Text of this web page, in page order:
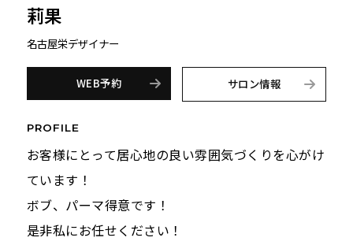
莉果
名古屋栄デザイナー
WEB予約 サロン情報
PROFILE
お客様にとって居心地の良い雰囲気づくりを心がけ
ています！
ボブ、パーマ得意です！
是非私にお任せください！